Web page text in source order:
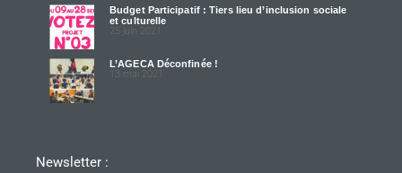
Budget Participatif : Tiers lieu d’inclusion sociale
et culturelle
25 juin 2021
L’AGECA Déconfinée !
13 mai 2021
Newsletter :